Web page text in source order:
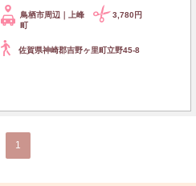
鳥栖市周辺｜上峰
町
3,780円
佐賀県神崎郡吉野ヶ里町立野45-8
1